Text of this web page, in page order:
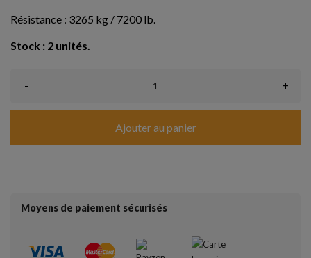
Résistance : 3265 kg / 7200 lb.
Stock : 2 unités.
- +
Ajouter au panier
Moyens de paiement sécurisés